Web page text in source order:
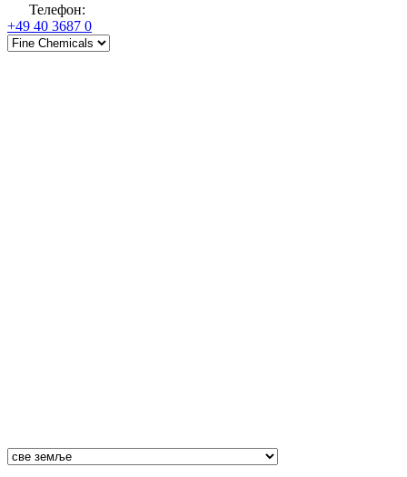
Телефон:
+49 40 3687 0